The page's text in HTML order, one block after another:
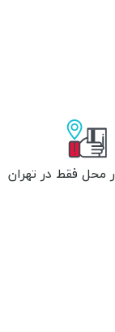
محل فقط در تهران